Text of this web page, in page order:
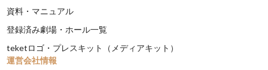
資料・マニュアル
登録済み劇場・ホール一覧
teketロゴ・プレスキット（メディアキット）
運営会社情報